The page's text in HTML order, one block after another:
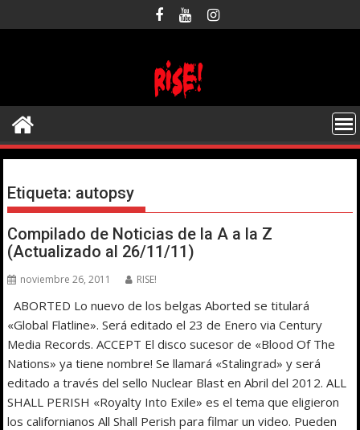
al
Etiqueta: autopsy
Compilado de Noticias de la A a la Z
(Actualizado al 26/11/11)
noviembre 26, 2011 RISE!
ABORTED Lo nuevo de los belgas Aborted se titulará
«Global Flatline». Será editado el 23 de Enero via Century
Media Records. ACCEPT El disco sucesor de «Blood Of The
Nations» ya tiene nombre! Se llamará «Stalingrad» y será
editado a través del sello Nuclear Blast en Abril del 2012. ALL
SHALL PERISH «Royalty Into Exile» es el tema que eligieron
los californianos All Shall Perish para filmar un video. Pueden